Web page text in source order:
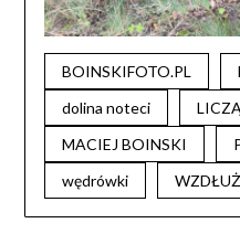
BOINSKIFOTO.PL
dolina noteci
MACIEJ BOINSKI
wędrówki